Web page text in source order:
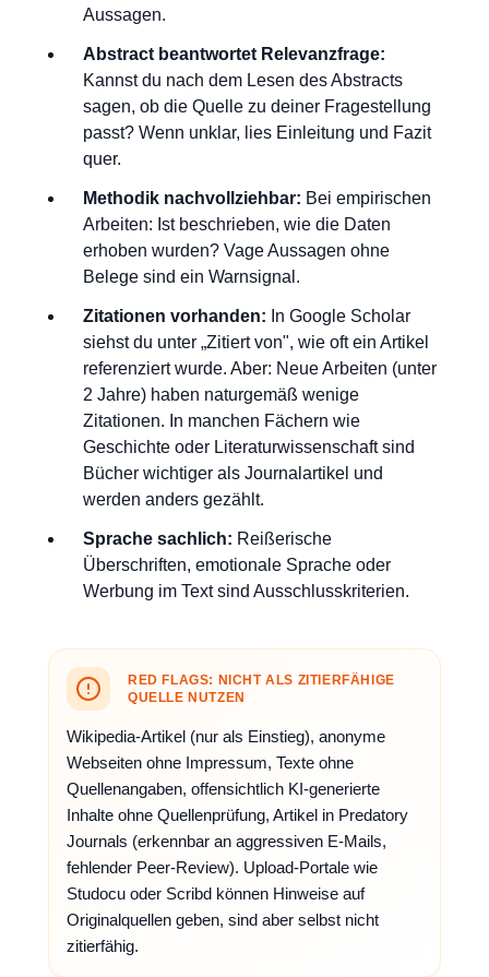
Aussagen.
Abstract beantwortet Relevanzfrage:
Kannst du nach dem Lesen des Abstracts
sagen, ob die Quelle zu deiner Fragestellung
passt? Wenn unklar, lies Einleitung und Fazit
quer.
Methodik nachvollziehbar: Bei empirischen
Arbeiten: Ist beschrieben, wie die Daten
erhoben wurden? Vage Aussagen ohne
Belege sind ein Warnsignal.
Zitationen vorhanden: In Google Scholar
siehst du unter „Zitiert von", wie oft ein Artikel
referenziert wurde. Aber: Neue Arbeiten (unter
2 Jahre) haben naturgemäß wenige
Zitationen. In manchen Fächern wie
Geschichte oder Literaturwissenschaft sind
Bücher wichtiger als Journalartikel und
werden anders gezählt.
Sprache sachlich: Reißerische
Überschriften, emotionale Sprache oder
Werbung im Text sind Ausschlusskriterien.
RED FLAGS: NICHT ALS ZITIERFÄHIGE
QUELLE NUTZEN
Wikipedia-Artikel (nur als Einstieg), anonyme
Webseiten ohne Impressum, Texte ohne
Quellenangaben, offensichtlich KI-generierte
Inhalte ohne Quellenprüfung, Artikel in Predatory
Journals (erkennbar an aggressiven E-Mails,
fehlender Peer-Review). Upload-Portale wie
Studocu oder Scribd können Hinweise auf
Originalquellen geben, sind aber selbst nicht
zitierfähig.